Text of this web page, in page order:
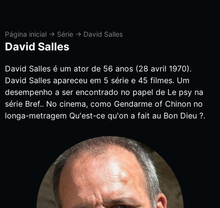
Página inicial → Série → David Salles
David Salles
David Salles é um ator de 56 anos (28 avril 1970).
David Salles apareceu em 5 série e 45 filmes. Um
desempenho a ser encontrado no papel de Le psy na
série Bref.. No cinema, como Gendarme of Chinon no
longa-metragem Qu'est-ce qu'on a fait au Bon Dieu ?.